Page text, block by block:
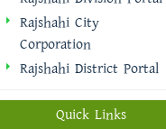
Rajshahi City
Corporation
Rajshahi District Portal
Quick Links